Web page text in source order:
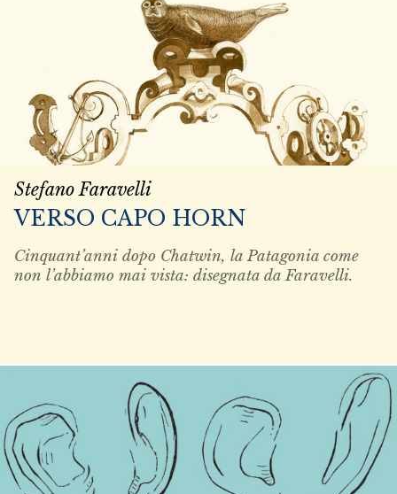
Stefano Faravelli
VERSO CAPO HORN
Cinquant’anni dopo Chatwin, la Patagonia come
non l’abbiamo mai vista: disegnata da Faravelli.